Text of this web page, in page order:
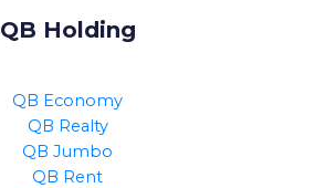
QB Holding
QB Economy
QB Realty
QB Jumbo
QB Rent